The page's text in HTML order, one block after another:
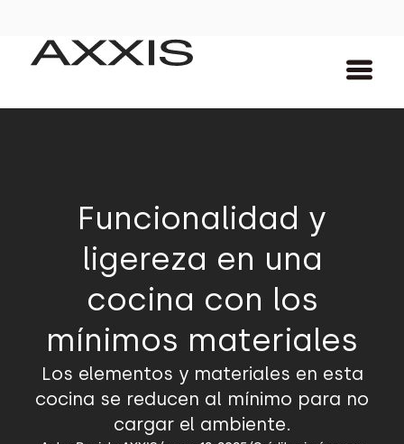
Funcionalidad y
ligereza en una
cocina con los
mínimos materiales
Los elementos y materiales en esta
cocina se reducen al mínimo para no
cargar el ambiente.